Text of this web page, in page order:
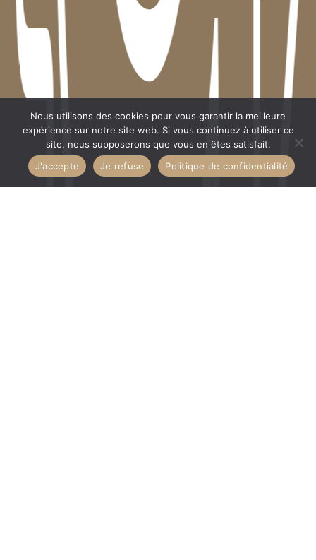
VOIR LE PANIER COMMANDER
Nous utilisons des cookies pour vous garantir la meilleure
expérience sur notre site web. Si vous continuez à utiliser ce
site, nous supposerons que vous en êtes satisfait.
J'accepte
Je refuse Politique de confidentialité